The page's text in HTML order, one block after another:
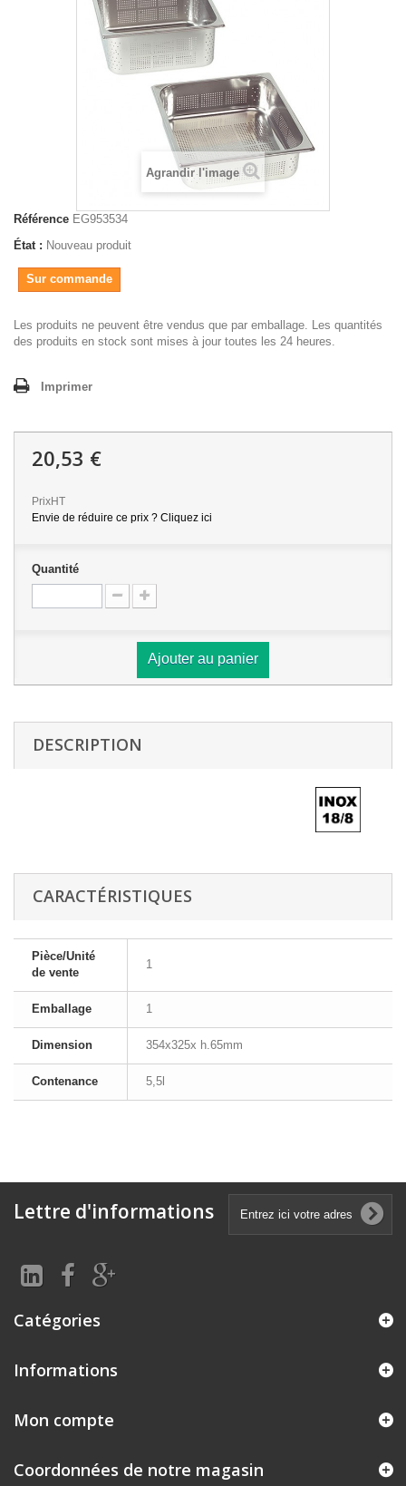
Agrandir l'image
Référence EG953534
État : Nouveau produit
Sur commande
Les produits ne peuvent être vendus que par emballage. Les quantités
des produits en stock sont mises à jour toutes les 24 heures.
Imprimer
20,53 €
PrixHT
Envie de réduire ce prix ? Cliquez ici
Quantité
Ajouter au panier
DESCRIPTION
CARACTÉRISTIQUES
Pièce/Unité
de vente
1
Emballage 1
Dimension 354x325x h.65mm
Contenance 5,5l
Lettre d'informations
Catégories
Informations
Mon compte
Coordonnées de notre magasin